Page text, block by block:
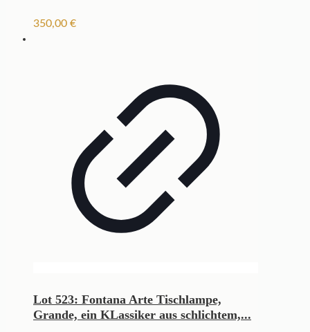
350,00 €
Lot 523: Fontana Arte Tischlampe,
Grande, ein KLassiker aus schlichtem,...